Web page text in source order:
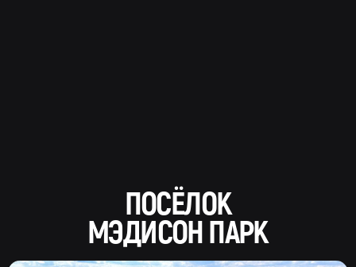
ПОСЁЛОК
МЭДИСОН ПАРК